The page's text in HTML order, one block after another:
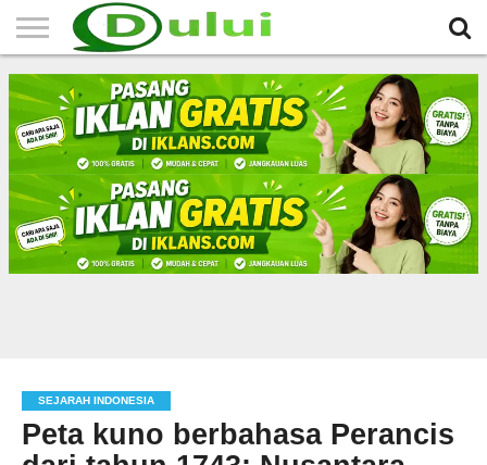
HOME
TERBARU
BERITA
SEJARAH
KOMUNITAS
IKLAN
GRATIS
RELIGI
LAINNYA
MITRA
SEJARAH INDONESIA
Peta kuno berbahasa Perancis